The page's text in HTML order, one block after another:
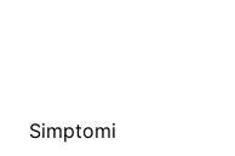
Simptomi